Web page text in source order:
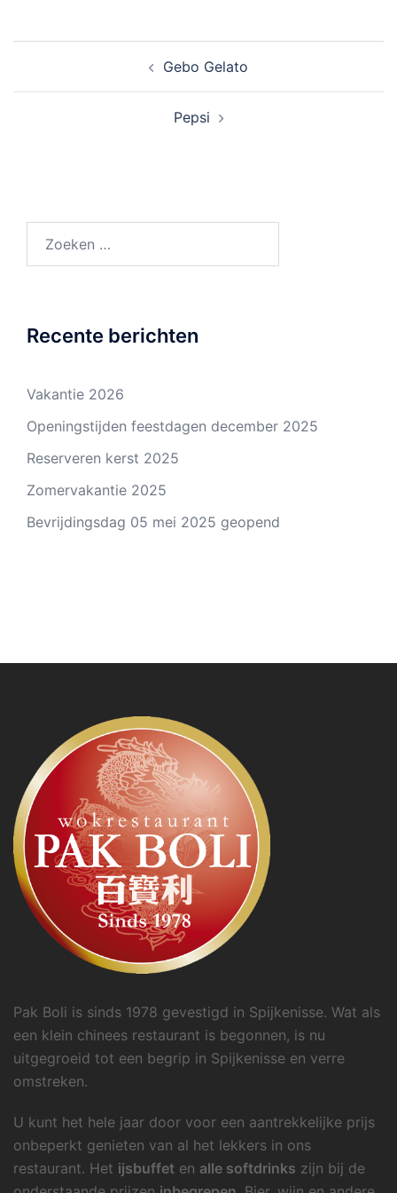
Gebo Gelato
Pepsi
naar:
Recente berichten
Vakantie 2026
Openingstijden feestdagen december 2025
Reserveren kerst 2025
Zomervakantie 2025
Bevrijdingsdag 05 mei 2025 geopend
Pak Boli is sinds 1978 gevestigd in Spijkenisse. Wat als
een klein chinees restaurant is begonnen, is nu
uitgegroeid tot een begrip in Spijkenisse en verre
omstreken.
U kunt het hele jaar door voor een aantrekkelijke prijs
onbeperkt genieten van al het lekkers in ons
restaurant. Het ijsbuffet en alle softdrinks zijn bij de